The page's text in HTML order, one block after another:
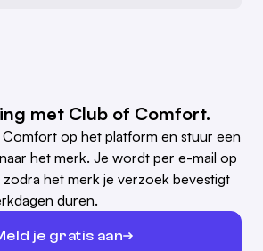
met Club of Comfort.
op het platform en stuur een
het merk. Je wordt per e-mail op
het merk je verzoek bevestigt
duren.
je gratis aan